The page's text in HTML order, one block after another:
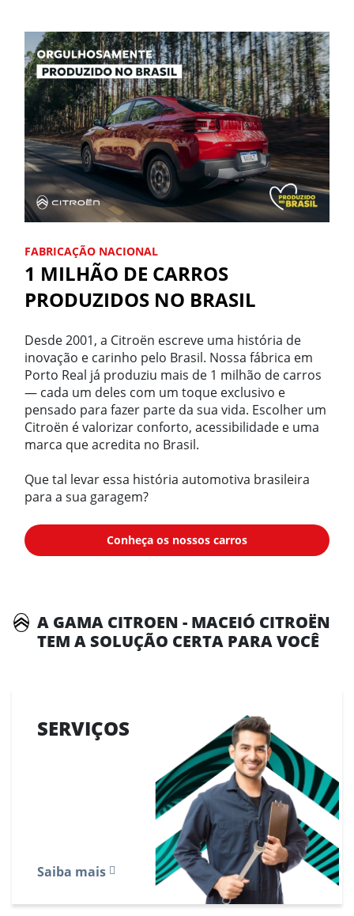
FABRICAÇÃO NACIONAL
1 MILHÃO DE CARROS
PRODUZIDOS NO BRASIL
Desde 2001, a Citroën escreve uma história de
inovação e carinho pelo Brasil. Nossa fábrica em
Porto Real já produziu mais de 1 milhão de carros
— cada um deles com um toque exclusivo e
pensado para fazer parte da sua vida. Escolher um
Citroën é valorizar conforto, acessibilidade e uma
marca que acredita no Brasil.
Que tal levar essa história automotiva brasileira
para a sua garagem?
Conheça os nossos carros
A GAMA CITROEN - MACEIÓ CITROËN
TEM A SOLUÇÃO CERTA PARA VOCÊ
SERVIÇOS
Saiba mais